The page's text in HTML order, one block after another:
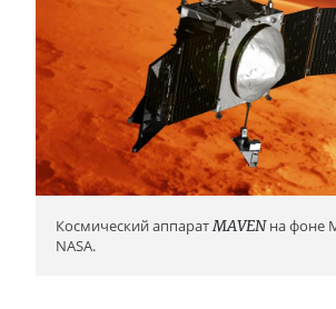
Космический аппаратMAVENна фоне
NASA.